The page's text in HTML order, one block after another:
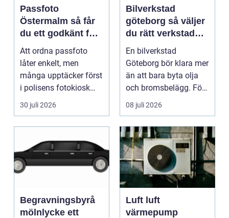
Passfoto
Östermalm så får
du ett godkänt foto
utan stress
Att ordna passfoto
låter enkelt, men
många upptäcker först
i polisens fotokiosk
eller hos fotografen...
30 juli 2026
Bilverkstad
göteborg så väljer
du rätt verkstad
för din bil
En bilverkstad
Göteborg bör klara mer
än att bara byta olja
och bromsbelägg. För
många bilägare i oc...
08 juli 2026
Begravningsbyrå
mölnlycke ett
Luft luft
värmepump